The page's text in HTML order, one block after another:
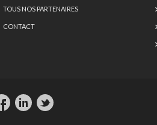
TOUS NOS PARTENAIRES
CONTACT